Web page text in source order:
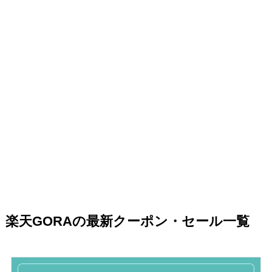
楽天GORAの最新クーポン・セール一覧